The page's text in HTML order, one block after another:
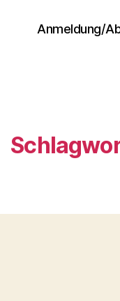
Anmeldung/